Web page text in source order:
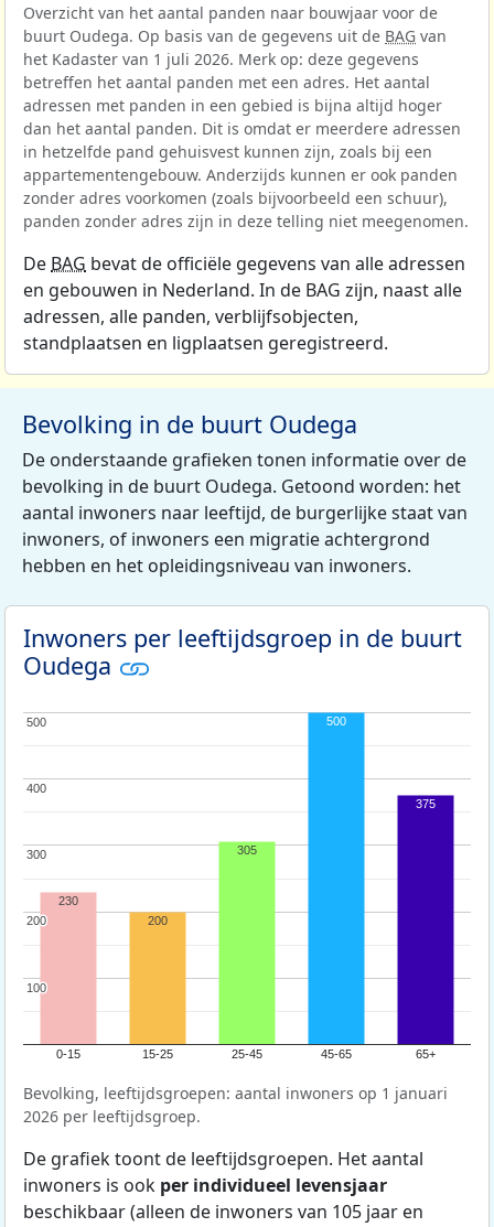
Overzicht van het aantal panden naar bouwjaar voor de
buurt Oudega. Op basis van de gegevens uit de BAG van
het Kadaster van 1 juli 2026. Merk op: deze gegevens
betreffen het aantal panden met een adres. Het aantal
adressen met panden in een gebied is bijna altijd hoger
dan het aantal panden. Dit is omdat er meerdere adressen
in hetzelfde pand gehuisvest kunnen zijn, zoals bij een
appartementengebouw. Anderzijds kunnen er ook panden
zonder adres voorkomen (zoals bijvoorbeeld een schuur),
panden zonder adres zijn in deze telling niet meegenomen.
De BAG bevat de officiële gegevens van alle adressen
en gebouwen in Nederland. In de BAG zijn, naast alle
adressen, alle panden, verblijfsobjecten,
standplaatsen en ligplaatsen geregistreerd.
Bevolking in de buurt Oudega
De onderstaande grafieken tonen informatie over de
bevolking in de buurt Oudega. Getoond worden: het
aantal inwoners naar leeftijd, de burgerlijke staat van
inwoners, of inwoners een migratie achtergrond
hebben en het opleidingsniveau van inwoners.
Inwoners per leeftijdsgroep in de buurt
Oudega
0-15 15-25 25-45 45-65 65+
100
100
200
200
300
300
400
400
500
500
230
200
305
500
375
Bevolking, leeftijdsgroepen: aantal inwoners op 1 januari
2026 per leeftijdsgroep.
De grafiek toont de leeftijdsgroepen. Het aantal
inwoners is ook per individueel levensjaar
beschikbaar (alleen de inwoners van 105 jaar en